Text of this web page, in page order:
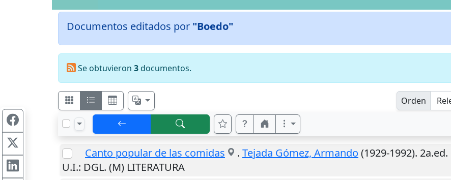
Documentos editados por "Boedo"
Se obtuvieron 3documentos.
Orden
Canto popular de las comidas . Tejada Gómez, Armando (1929-1992). 2a.ed.
U.I.: DGL. (M) LITERATURA